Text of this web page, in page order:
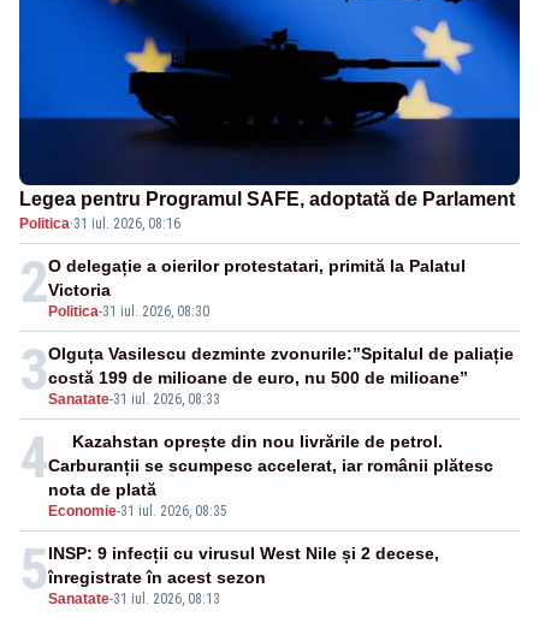
Legea pentru Programul SAFE, adoptată de Parlament
Politica·31 iul. 2026, 08:16
2 Politica-31 iul. 2026, 08:30
O delegație a oierilor protestatari, primită la Palatul
Victoria
3Sanatate-31 iul. 2026, 08:33
Olguța Vasilescu dezminte zvonurile:”Spitalul de paliație
costă 199 de milioane de euro, nu 500 de milioane”
4
Economie-31 iul. 2026, 08:35
Kazahstan oprește din nou livrările de petrol.
Carburanții se scumpesc accelerat, iar românii plătesc
nota de plată
5Sanatate-31 iul. 2026, 08:13
INSP: 9 infecții cu virusul West Nile și 2 decese,
înregistrate în acest sezon